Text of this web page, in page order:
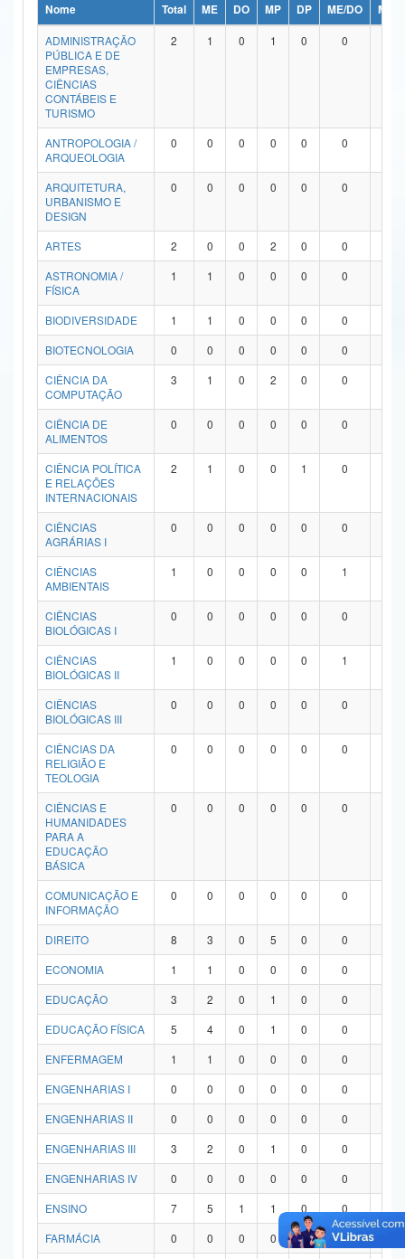
Ministério da Ciência, Tecnologia, Inovações e Comunicações
Ministério do Meio Ambiente
Ministério do Turismo
Ministério do Desenvolvimento Regional
Controladoria-Geral da União
Ministério da Mulher, da Família e dos Direitos Humanos
Secretaria de Governo
Advocacia-Geral da União
Banco Central do Brasil
Nome Total ME DO MP DP ME/DO
MP/
ADMINISTRAÇÃO
PÚBLICA E DE
EMPRESAS,
CIÊNCIAS
CONTÁBEIS E
TURISMO
2 1 0 1 0 0
ANTROPOLOGIA /
ARQUEOLOGIA
0 0 0 0 0 0
ARQUITETURA,
URBANISMO E
DESIGN
0 0 0 0 0 0
ARTES 2 0 0 2 0 0
ASTRONOMIA /
FÍSICA
1 1 0 0 0 0
BIODIVERSIDADE 1 1 0 0 0 0
BIOTECNOLOGIA
0 0 0 0 0 0
CIÊNCIA DA
COMPUTAÇÃO
3 1 0 2 0 0
CIÊNCIA DE
ALIMENTOS
0 0 0 0 0 0
CIÊNCIA POLÍTICA
E RELAÇÕES
INTERNACIONAIS
2 1 0 0 1 0
CIÊNCIAS
AGRÁRIAS I
0 0 0 0 0 0
CIÊNCIAS
AMBIENTAIS
1 0 0 0 0 1
CIÊNCIAS
BIOLÓGICAS I
0 0 0 0 0 0
CIÊNCIAS
BIOLÓGICAS II
1 0 0 0 0 1
CIÊNCIAS
BIOLÓGICAS III
0 0 0 0 0 0
CIÊNCIAS DA
RELIGIÃO E
TEOLOGIA
0 0 0 0 0 0
CIÊNCIAS E
HUMANIDADES
PARA A
EDUCAÇÃO
BÁSICA
0 0 0 0 0 0
COMUNICAÇÃO E
INFORMAÇÃO
0 0 0 0 0 0
DIREITO 8 3 0 5 0 0
ECONOMIA
1 1 0 0 0 0
EDUCAÇÃO
3 2 0 1 0 0
EDUCAÇÃO FÍSICA
5 4 0 1 0 0
ENFERMAGEM
1 1 0 0 0 0
ENGENHARIAS I
0 0 0 0 0 0
ENGENHARIAS II
0 0 0 0 0 0
ENGENHARIAS III
3 2 0 1 0 0
ENGENHARIAS IV
0 0 0 0 0 0
ENSINO
7 5 1 1 0 0
FARMÁCIA
0 0 0 0 0 0